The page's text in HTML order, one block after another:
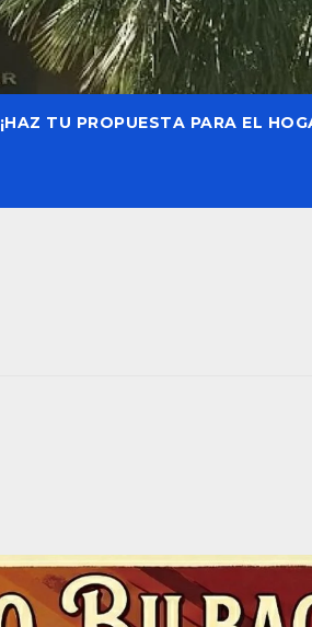
¡HAZ TU PROPUESTA PARA EL